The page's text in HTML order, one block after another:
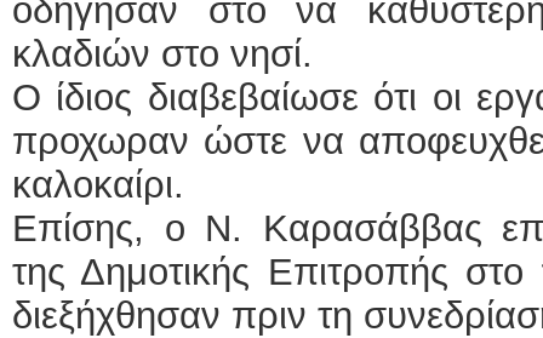
οδήγησαν στο να
κλαδιών στο νησί.
Ο ίδιος διαβεβαίωσε ότι οι
προχωραν ώστε να
καλοκαίρι.
Επίσης, ο Ν. Καρασάββας
της Δημοτικής Επιτροπής
διεξήχθησαν πριν τη